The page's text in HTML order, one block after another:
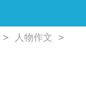
> 人物作文 >